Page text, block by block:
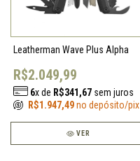
Leatherman Wave Plus Alpha
R$2.049,99
6x de R$341,67sem juros
R$1.947,49no depósito/pix
VER